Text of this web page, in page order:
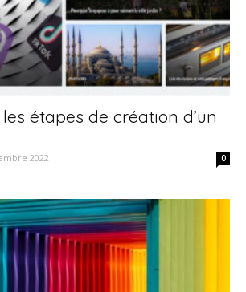
étapes de création d’un
2022 0